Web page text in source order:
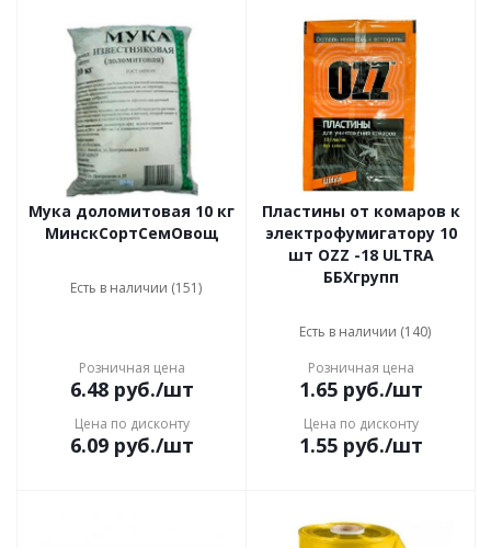
Мука доломитовая 10 кг
МинскСортСемОвощ
Есть в наличии (151)
Розничная цена
6.48руб./шт
Цена по дисконту
6.09руб./шт
Пластины от комаров к
электрофумигатору 10
шт OZZ -18 ULTRA
ББХгрупп
Есть в наличии (140)
Розничная цена
1.65руб./шт
Цена по дисконту
1.55руб./шт